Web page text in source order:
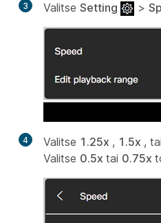
3 Valitse Setting >
4 Valitse 1.25x , 1.5x , tai
Valitse 0.5x tai 0.75x